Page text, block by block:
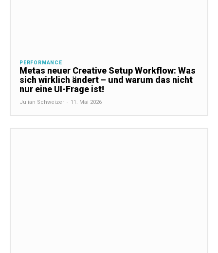
PERFORMANCE
Metas neuer Creative Setup Workflow: Was
sich wirklich ändert – und warum das nicht
nur eine UI-Frage ist!
Julian Schweizer - 11. Mai 2026